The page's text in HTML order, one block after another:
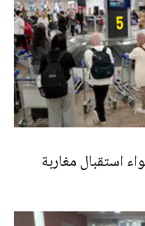
2025»: أجواء استقبال مغاربة